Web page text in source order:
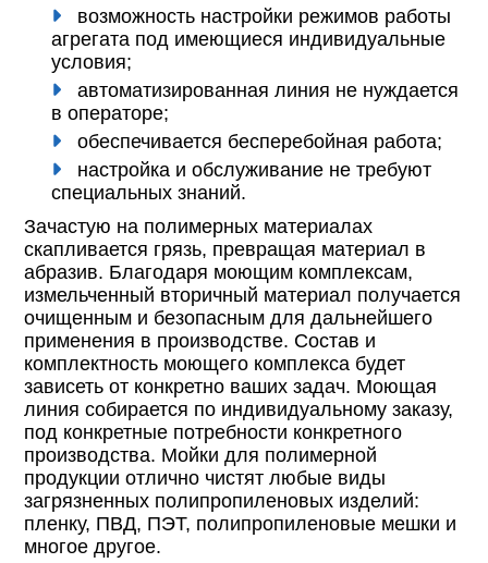
возможность настройки режимов работы
агрегата под имеющиеся индивидуальные
условия;
автоматизированная линия не нуждается
в операторе;
обеспечивается бесперебойная работа;
настройка и обслуживание не требуют
специальных знаний.
Зачастую на полимерных материалах
скапливается грязь, превращая материал в
абразив. Благодаря моющим комплексам,
измельченный вторичный материал получается
очищенным и безопасным для дальнейшего
применения в производстве. Состав и
комплектность моющего комплекса будет
зависеть от конкретно ваших задач. Моющая
линия собирается по индивидуальному заказу,
под конкретные потребности конкретного
производства. Мойки для полимерной
продукции отлично чистят любые виды
загрязненных полипропиленовых изделий:
пленку, ПВД, ПЭТ, полипропиленовые мешки и
многое другое.